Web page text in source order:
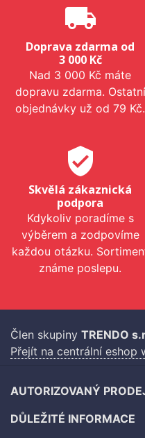
local_shipping
Doprava zdarma od
3 000 Kč
Nad 3 000 Kč máte
dopravu zdarma. Ostatní
objednávky už od 79 Kč.
verified_user
Skvělá zákaznická
podpora
Kdykoliv poradíme s
výběrem a zodpovíme
každou otázku.
známe poslepu.
Člen skupiny TRENDO
Přejít na centrální eshop
AUTORIZOVANÝ
DŮLEŽITÉ INFORMACE